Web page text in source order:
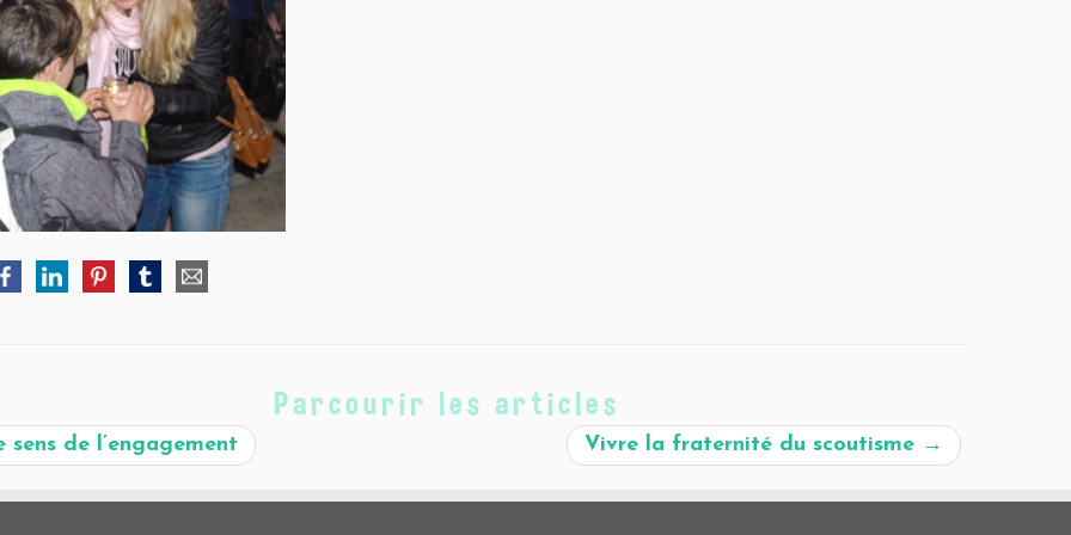
Parcourir les articles
sens de l’engagement Vivre la fraternité du scoutisme →